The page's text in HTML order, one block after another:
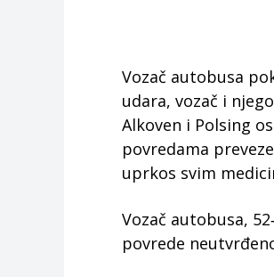
Vozač autobusa
udara, vozač i
Alkoven i Polsing
povredama
uprkos svim
Vozač autobusa,
povrede